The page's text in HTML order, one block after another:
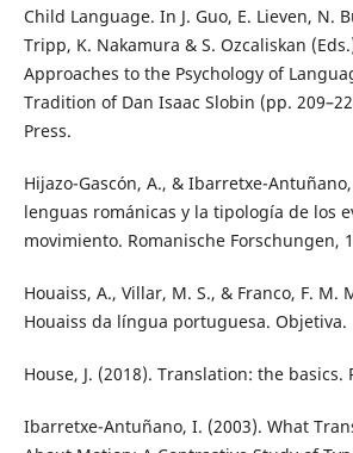
Child Language. In J. Guo, E. Lieven, N.
Tripp, K. Nakamura & S. Ozcaliskan
Approaches to the Psychology of
Tradition of Dan Isaac Slobin (pp.
Press.
Hijazo-Gascón, A., & Ibarretxe-
lenguas románicas y la tipología de los
movimiento. Romanische Forschungen,
Houaiss, A., Villar, M. S., & Franco, F. M.
Houaiss da língua portuguesa. Objetiva.
House, J. (2018). Translation: the basics.
Ibarretxe-Antuñano, I. (2003). What